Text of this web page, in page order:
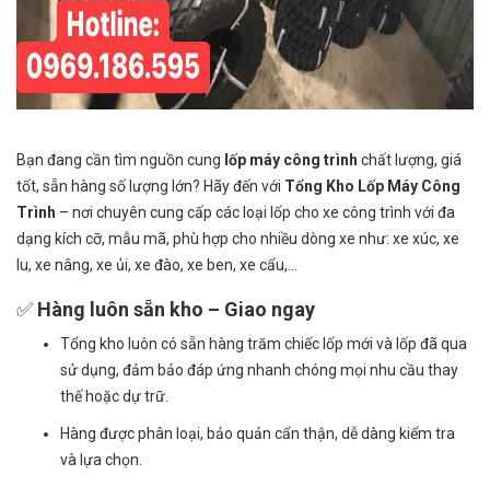
Bạn đang cần tìm nguồn cung lốp máy công trình chất lượng, giá
tốt, sẵn hàng số lượng lớn? Hãy đến với Tổng Kho Lốp Máy Công
Trình – nơi chuyên cung cấp các loại lốp cho xe công trình với đa
dạng kích cỡ, mẫu mã, phù hợp cho nhiều dòng xe như: xe xúc, xe
lu, xe nâng, xe ủi, xe đào, xe ben, xe cẩu,...
✅ Hàng luôn sẵn kho – Giao ngay
Tổng kho luôn có sẵn hàng trăm chiếc lốp mới và lốp đã qua
sử dụng, đảm bảo đáp ứng nhanh chóng mọi nhu cầu thay
thế hoặc dự trữ.
Hàng được phân loại, bảo quản cẩn thận, dễ dàng kiểm tra
và lựa chọn.